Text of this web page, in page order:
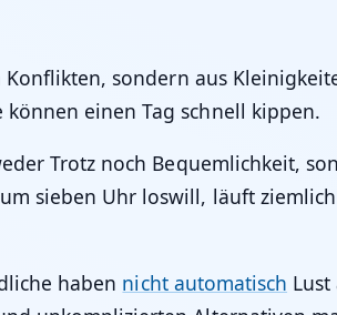
sondern aus
einen Tag schnell kippen.
Trotz noch Bequemlichkeit,
sieben Uhr loswill, läuft
haben nicht automatisch